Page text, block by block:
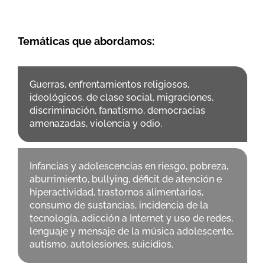
Temáticas que abordamos:
Guerras, enfrentamientos religiosos,
ideológicos, de clase social, migraciones,
discriminación, fanatismo, democracias
amenazadas, violencia y odio.
Infancias y adolescencias en riesgo, pobreza,
aburrimiento, bullying, déficit de atención e
hiperactividad, trastornos alimentarios,
consumo de sustancias, incidencia de la
tecnología, adicción a Internet y uso de redes,
lenguaje y mensaje de la música adolescente,
autismo, autolesiones, suicidios.